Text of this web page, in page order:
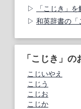
「こじき」
和英辞書の「
「こじき」
こじいやえ
こじう
こじお
こじか